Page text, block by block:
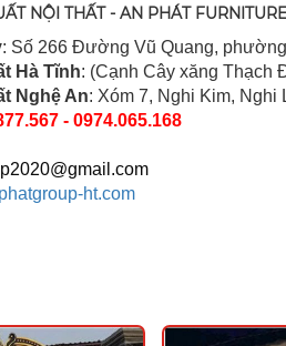
NỘI THẤT - AN PHÁT FURNITURE
: Số 266 Đường Vũ Quang, ph
Hà Tĩnh: (Cạnh Cây xăng Thạch
Nghệ An: Xóm 7, Nghi Kim, Nghi
- 0974.065.168
ht.com